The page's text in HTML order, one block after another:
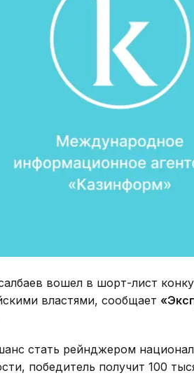
вошел в шорт-лист
властями, сообщает
стать рейнджером
победитель получит 100